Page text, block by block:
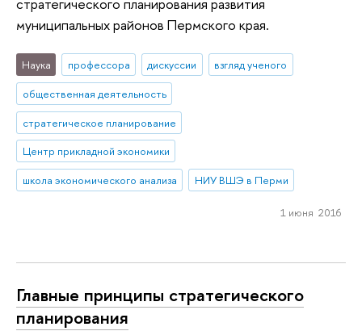
стратегического планирования развития
муниципальных районов Пермского края.
Наука профессора дискуссии
взгляд ученого
общественная деятельность
стратегическое планирование
Центр прикладной экономики
школа экономического анализа
НИУ ВШЭ в Перми
1 июня 2016
Главные принципы стратегического
планирования